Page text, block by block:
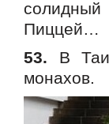
Пиццей…
53. В
монахов.